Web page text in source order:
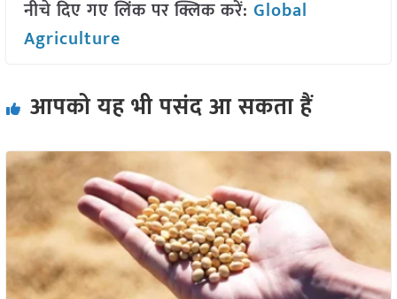
नीचे दिए गए लिंक पर क्लिक करें: Global
Agriculture
आपको यह भी पसंद आ सकता हैं